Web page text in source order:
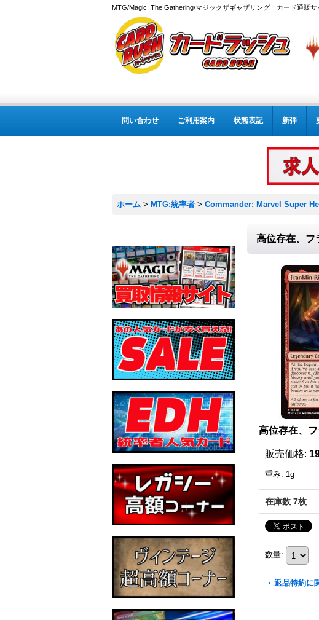
MTG/Magic: The Gathering/マジックザギャザリング カード通販サ
問い合わせ ご利用案内 状態表記 新弾
ホーム > MTG:統率者 > Commander: Marvel Super
高位存在、
高位存在、
販売価格:
重み: 1g
在庫数 7枚
数量:
返品特約に